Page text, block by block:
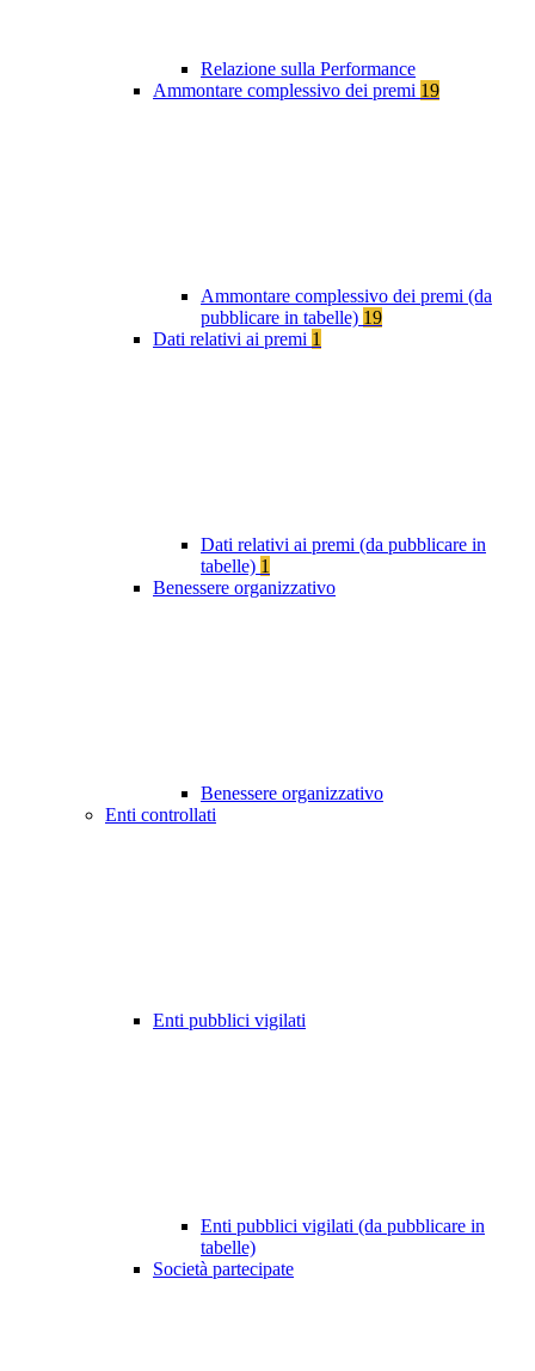
Relazione sulla Performance
Ammontare complessivo dei premi 19
Ammontare complessivo dei premi (da
pubblicare in tabelle) 19
Dati relativi ai premi 1
Dati relativi ai premi (da pubblicare in
tabelle) 1
Benessere organizzativo
Benessere organizzativo
Enti controllati
Enti pubblici vigilati
Enti pubblici vigilati (da pubblicare in
tabelle)
Società partecipate